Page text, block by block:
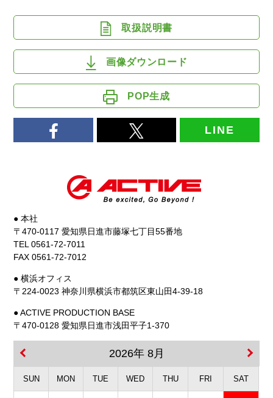
取扱説明書
画像ダウンロード
POP生成
LINE
● 本社
〒470-0117 愛知県日進市藤塚七丁目55番地
TEL 0561-72-7011
FAX 0561-72-7012
● 横浜オフィス
〒224-0023 神奈川県横浜市都筑区東山田4-39-18
● ACTIVE PRODUCTION BASE
〒470-0128 愛知県日進市浅田平子1-370
2026年 8月
SUN MON TUE WED THU FRI SAT